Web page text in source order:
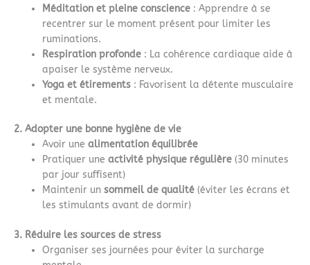
Méditation et pleine conscience : Apprendre à se
recentrer sur le moment présent pour limiter les
ruminations.
Respiration profonde : La cohérence cardiaque aide à
apaiser le système nerveux.
Yoga et étirements : Favorisent la détente musculaire
et mentale.
2. Adopter une bonne hygiène de vie
Avoir unealimentation équilibrée
Pratiquer uneactivité physique régulière (30 minutes
par jour suffisent)
Maintenir unsommeil de qualité (éviter les écrans et
les stimulants avant de dormir)
3. Réduire les sources de stress
Organiser ses journées pour éviter la surcharge